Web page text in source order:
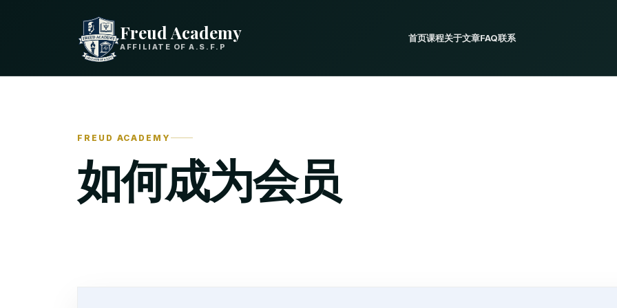
Freud Academy
AFFILIATE OF A.S.F.P
首页课程关于文章FAQ联系
FREUD ACADEMY
如何成为会员